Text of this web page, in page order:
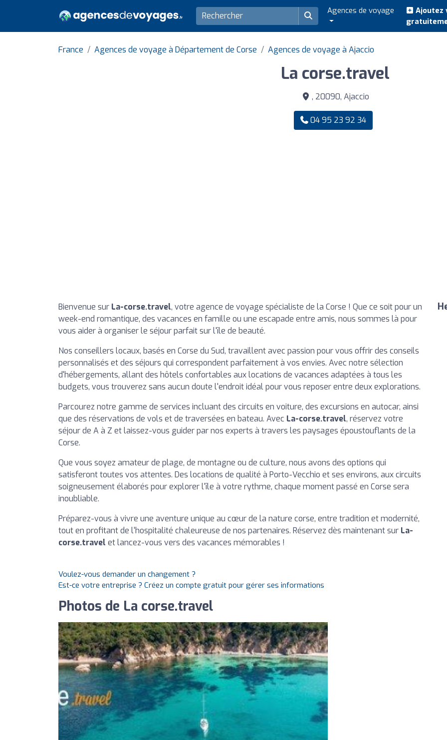
Agences de voyage
Ajoutez
France Agences de voyage à Département de Corse Agences de voyage à Ajaccio
La corse.travel
, 20090, Ajaccio
04 95 23 92 34
Bienvenue sur La-corse.travel, votre agence de voyage spécialiste de la Corse ! Que ce soit pour un
week-end romantique, des vacances en famille ou une escapade entre amis, nous sommes là pour
vous aider à organiser le séjour parfait sur l'île de beauté.
Nos conseillers locaux, basés en Corse du Sud, travaillent avec passion pour vous offrir des conseils
personnalisés et des séjours qui correspondent parfaitement à vos envies. Avec notre sélection
d'hébergements, allant des hôtels confortables aux locations de vacances adaptées à tous les
budgets, vous trouverez sans aucun doute l'endroit idéal pour vous reposer entre deux explorations.
Parcourez notre gamme de services incluant des circuits en voiture, des excursions en autocar, ainsi
que des réservations de vols et de traversées en bateau. Avec La-corse.travel, réservez votre
séjour de A à Z et laissez-vous guider par nos experts à travers les paysages époustouflants de la
Corse.
Que vous soyez amateur de plage, de montagne ou de culture, nous avons des options qui
satisferont toutes vos attentes. Des locations de qualité à Porto-Vecchio et ses environs, aux circuits
soigneusement élaborés pour explorer l'île à votre rythme, chaque moment passé en Corse sera
inoubliable.
Préparez-vous à vivre une aventure unique au cœur de la nature corse, entre tradition et modernité,
tout en profitant de l'hospitalité chaleureuse de nos partenaires. Réservez dès maintenant sur La-
corse.travel et lancez-vous vers des vacances mémorables !
Voulez-vous demander un changement ?
Est-ce votre entreprise ? Créez un compte gratuit pour gérer ses informations
Photos de La corse.travel